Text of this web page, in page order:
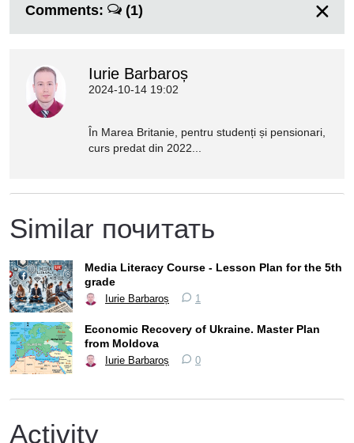
Comments: (1)
Iurie Barbaroș
2024-10-14 19:02
În Marea Britanie, pentru studenți și pensionari,
curs predat din 2022...
Similar почитать
Media Literacy Course - Lesson Plan for the 5th
grade
Iurie Barbaroș 1
Economic Recovery of Ukraine. Master Plan
from Moldova
Iurie Barbaroș 0
Activity